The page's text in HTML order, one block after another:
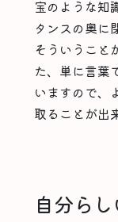
宝のような知
タンスの奥に
そういうこと
た、単に言葉
いますので、
取ることが出
自分ら